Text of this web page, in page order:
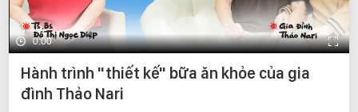
0:00
Hành trình "thiết kế" bữa ăn khỏe của gia
đình Thảo Nari